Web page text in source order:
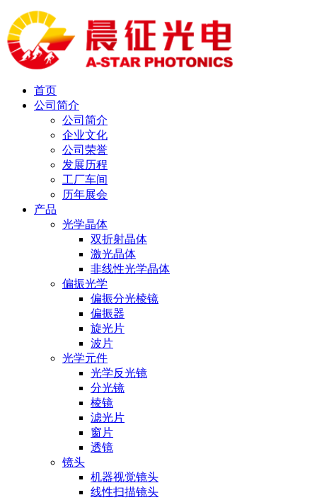
首页
公司简介
公司简介
企业文化
公司荣誉
发展历程
工厂车间
历年展会
产品
光学晶体
双折射晶体
激光晶体
非线性光学晶体
偏振光学
偏振分光棱镜
偏振器
旋光片
波片
光学元件
光学反光镜
分光镜
棱镜
滤光片
窗片
透镜
镜头
机器视觉镜头
线性扫描镜头